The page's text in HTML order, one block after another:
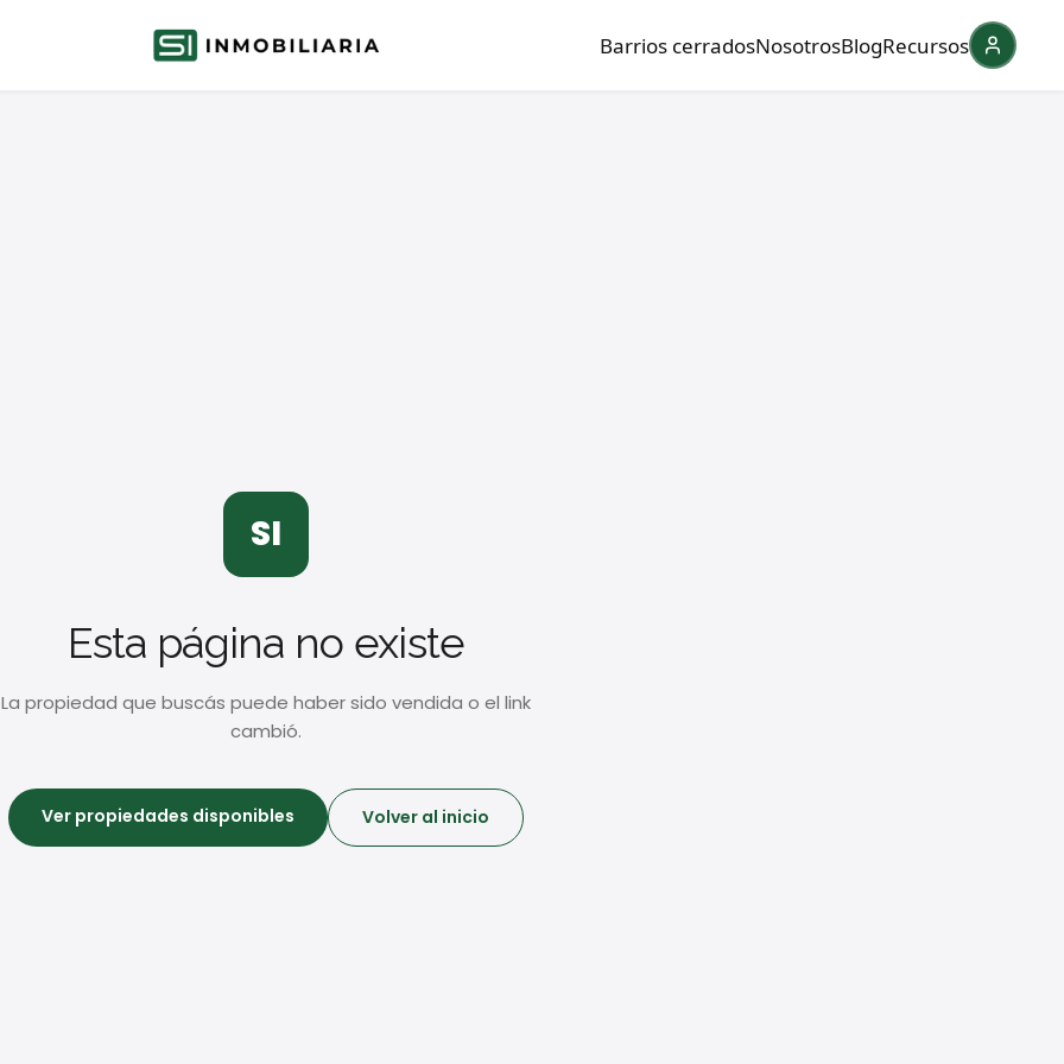
Barrios cerradosNosotrosBlogRecursos
SI
Esta página no existe
La propiedad que buscás puede haber sido vendida o el link
cambió.
Ver propiedades disponibles Volver al inicio